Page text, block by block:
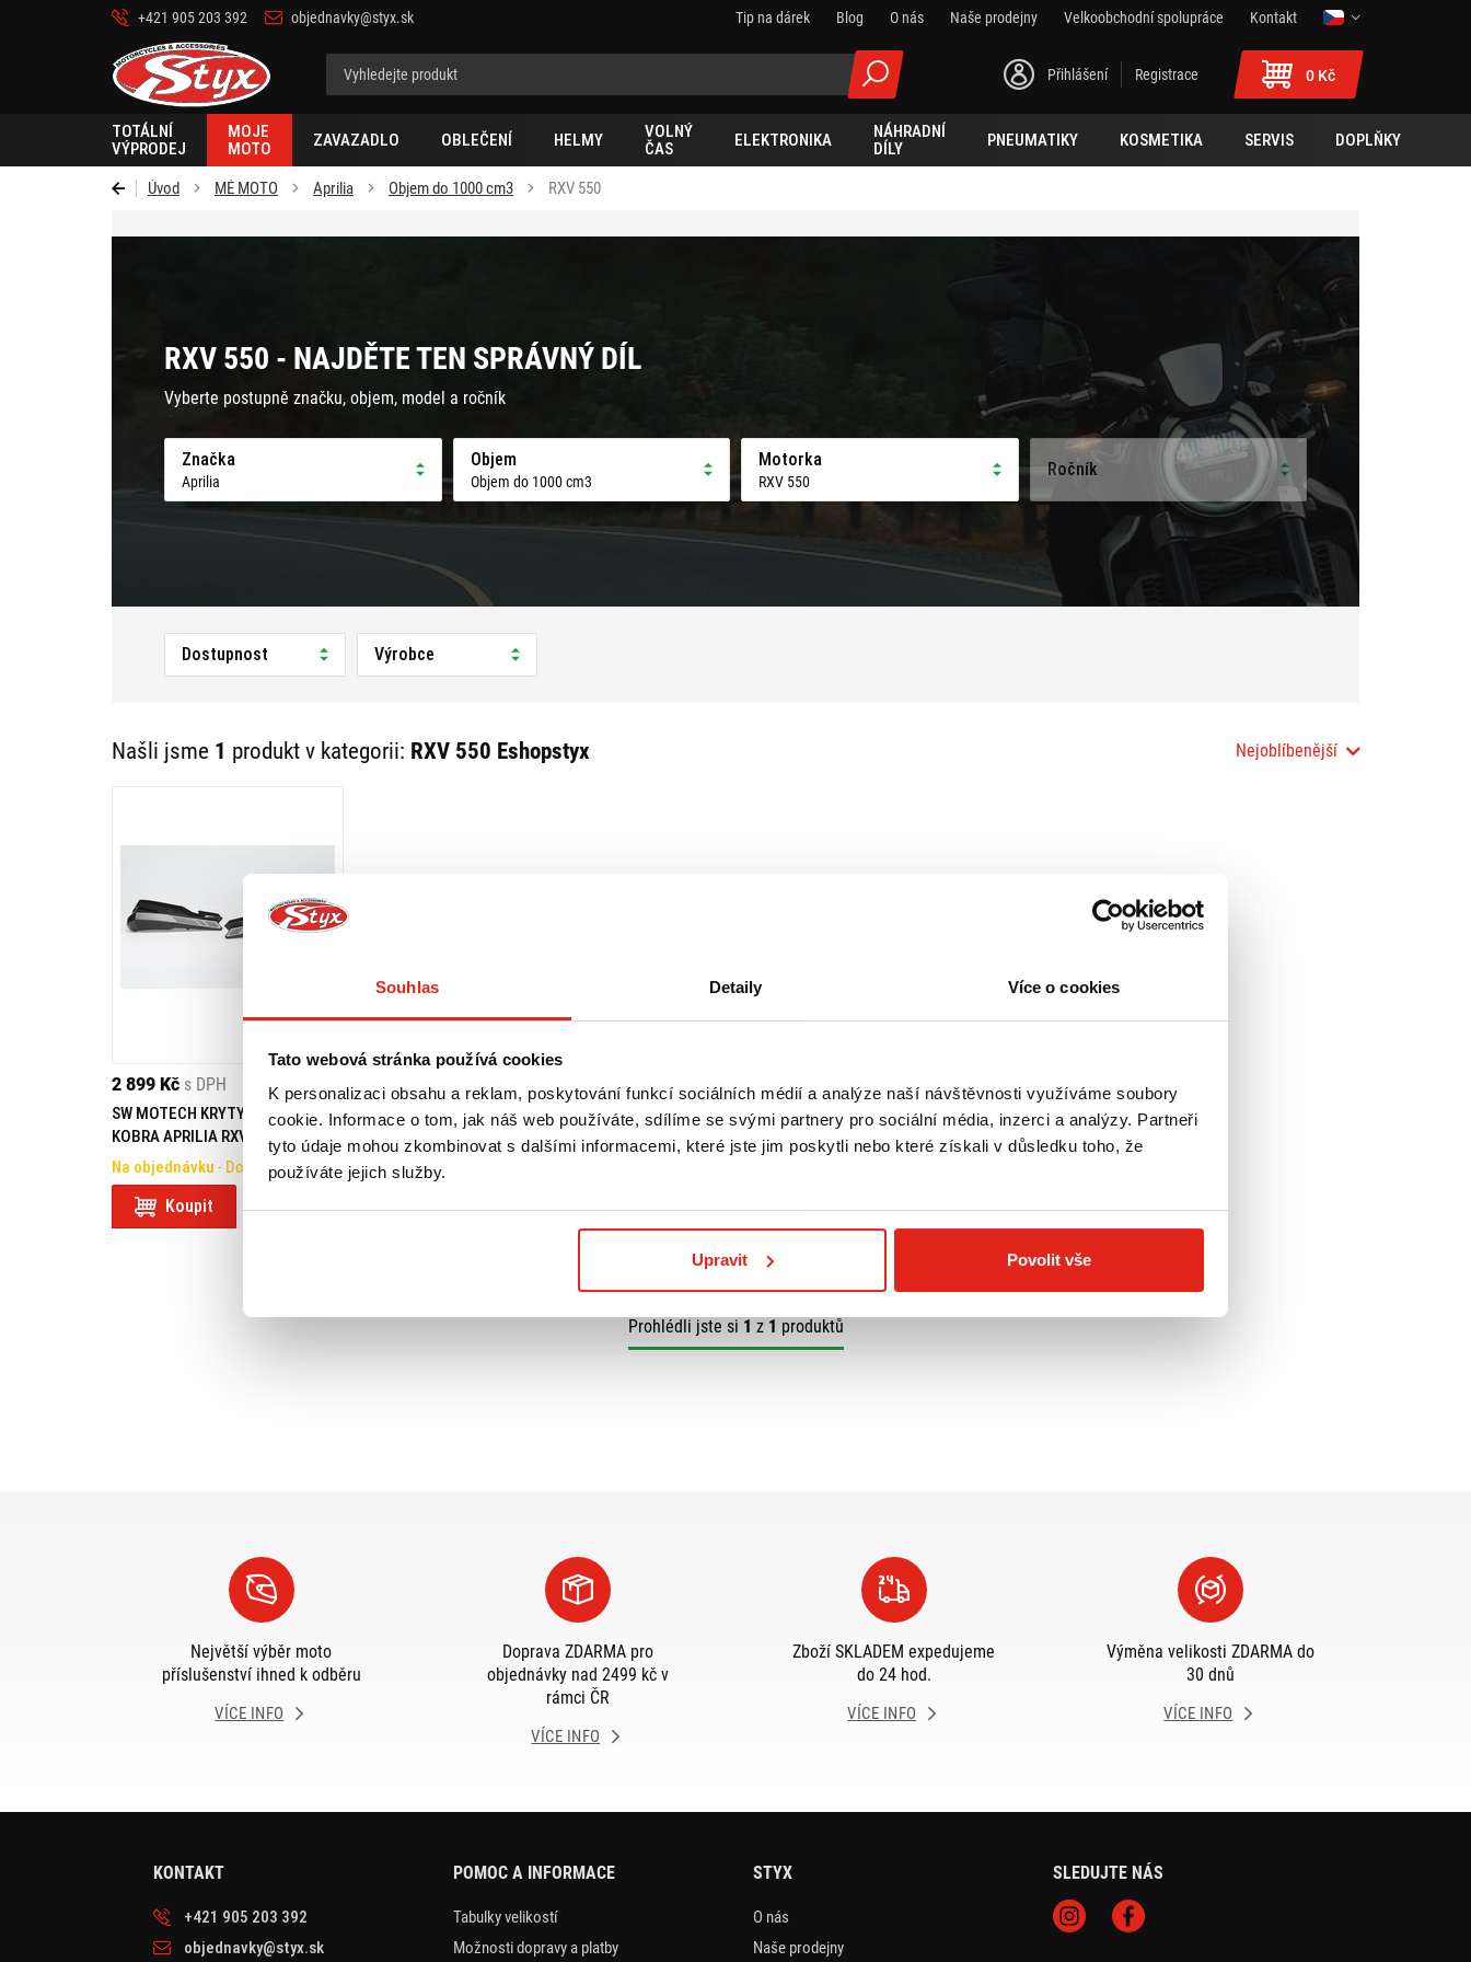
Souhlas Detaily Více o cookies
Tato webová stránka používá cookies
K personalizaci obsahu a reklam, poskytování funkcí sociálních médií a analýze naší návštěvnosti využíváme soubory
cookie. Informace o tom, jak náš web používáte, sdílíme se svými partnery pro sociální média, inzerci a analýzy. Partneři
tyto údaje mohou zkombinovat s dalšími informacemi, které jste jim poskytli nebo které získali v důsledku toho, že
používáte jejich služby.
Upravit Povolit vše
+421 905 203 392 objednavky@styx.sk Tip na dárek Blog O nás Naše prodejny Velkoobchodní spolupráce
Kontakt
Styx-
cz
Přihlášení Registrace 0 Kč
TOTÁLNÍ
VÝPRODEJ
MOJE
MOTO
ZAVAZADLO OBLEČENÍ HELMY
VOLNÝ
ČAS
ELEKTRONIKA
NÁHRADNÍ
DÍLY
PNEUMATIKY KOSMETIKA SERVIS DOPLŇKY
Úvod MÉ MOTO Aprilia Objem do 1000 cm3 RXV 550
RXV 550 - NAJDĚTE TEN SPRÁVNÝ DÍL
Vyberte postupně značku, objem, model a ročník
Značka
Aprilia
Objem
Objem do 1000 cm3
Motorka
RXV 550
Ročník
Dostupnost Výrobce
Našli jsme 1 produkt v kategorii: RXV 550 Eshopstyx Nejoblíbenější
2 899 Kč s DPH
SW MOTECH KRYTY RUKOU
KOBRA APRILIA RXV/SXV 450/550
Na objednávku - Doprava ZDARMA
Koupit
Prohlédli jste si 1 z 1 produktů
Největší výběr moto
příslušenství ihned k odběru
VÍCE INFO
Doprava ZDARMA pro
objednávky nad 2499 kč v
rámci ČR
VÍCE INFO
Zboží SKLADEM expedujeme
do 24 hod.
VÍCE INFO
Výměna velikosti ZDARMA do
30 dnů
VÍCE INFO
KONTAKT
+421 905 203 392
objednavky@styx.sk
POMOC A INFORMACE
Tabulky velikostí
Možnosti dopravy a platby
STYX
O nás
Naše prodejny
SLEDUJTE NÁS